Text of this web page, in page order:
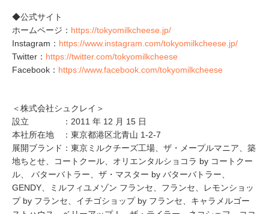
◆公式サイト
ホームページ： https://tokyomilkcheese.jp/
Instagram： https://www.instagram.com/tokyomilkcheese.jp/
Twitter： https://twitter.com/tokyomilkcheese
Facebook： https://www.facebook.com/tokyomilkcheese
＜株式会社シュクレイ＞
設立 ：2011 年 12 月 15 日
本社所在地 ：東京都港区北青山 1-2-7
展開ブランド：東京ミルクチーズ工場、ザ・メープルマニア、築
地ちとせ、コートクール、オリエンタルショコラ by コートクー
ル、 バターバトラー、ザ・マスター by バターバトラー、
GENDY、ミルフィユメゾン フランセ、フランセ、レモンショッ
プ by フランセ、イチゴショップ by フランセ、キャラメルゴー